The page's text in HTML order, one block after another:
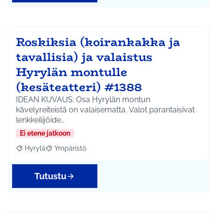
Roskiksia (koirankakka ja
tavallisia) ja valaistus
Hyrylän montulle
(kesäteatteri) #1388
IDEAN KUVAUS: Osa Hyrylän montun
kävelyreiteistä on valaisematta. Valot parantaisivat
lenkkeilijöide…
Ei etene jatkoon
Rajaa tulokset aihepiirin mukaan: Hyrylä
Hyrylä Rajaa tulokset teeman mukaan: Ympäristö
Ympäristö
Tutustu